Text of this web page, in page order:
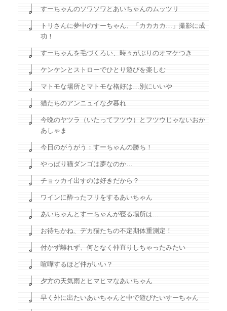
すーちゃんのソワソワとあいちゃんのムッツリ
トリさんに夢中のすーちゃん、「カカカカ…」撮影に成
功！
すーちゃんを毛づくろい、時々がぶりのオマケつき
ケンケンとストローでひとり遊びを楽しむ
マトモな場所とマトモな格好は…別にいいや
猫たちのアンニュイな夕暮れ
今晩のヤツラ（いたってフツウ）とフツウじゃないおか
あしゃま
今日のがうがう：すーちゃんの勝ち！
やっぱり猫ダンゴは夢なのか…
チョッカイ出すのは好きだから？
ワインに酔ったフリをするあいちゃん
あいちゃんとすーちゃんが寝る場所は...
お待ちかね、デカ猫たちの不定期体重測定！
付かず離れず、何となく仲直りしちゃったみたい
喧嘩するほど仲がいい？
夕方の天気雨とヒマヒマなあいちゃん
早く外に出たいあいちゃんと中で遊びたいすーちゃん